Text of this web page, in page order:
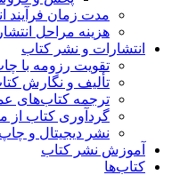
مدت زمان فرآیند
هزینه مراحل
انتشارات و نشر کتاب
تقویت رزومه با
تألیف و نگارش
ترجمه کتاب‌های
گردآوری کتاب از
نشر دیجیتال و
آموزش نشر کتاب
کتاب‌ها